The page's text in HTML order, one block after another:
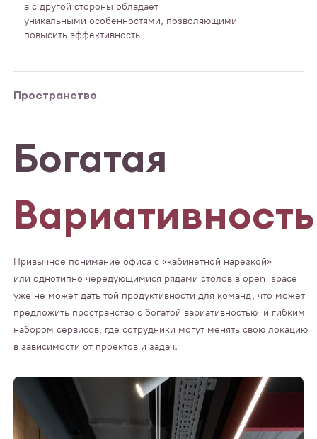
а с другой стороны обладает
уникальными особенностями, позволяющими
повысить эффективность.
Пространство
Богатая
Вариативность
Привычное понимание офиса с «кабинетной нарезкой»
или однотипно чередующимися рядами столов в open space
уже не может дать той продуктивности для команд, что может
предложить пространство с богатой вариативностью и гибким
набором сервисов, где сотрудники могут менять свою локацию
в зависимости от проектов и задач.